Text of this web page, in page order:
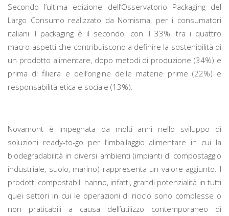
Secondo l’ultima edizione dell’Osservatorio Packaging del
Largo Consumo realizzato da Nomisma, per i consumatori
italiani il packaging è il secondo, con il 33%, tra i quattro
macro-aspetti che contribuiscono a definire la sostenibilità di
un prodotto alimentare, dopo metodi di produzione (34%) e
prima di filiera e dell’origine delle materie prime (22%) e
responsabilità etica e sociale (13%).
Novamont è impegnata da molti anni nello sviluppo di
soluzioni ready-to-go per l’imballaggio alimentare in cui la
biodegradabilità in diversi ambienti (impianti di compostaggio
industriale, suolo, marino) rappresenta un valore aggiunto. I
prodotti compostabili hanno, infatti, grandi potenzialità in tutti
quei settori in cui le operazioni di riciclo sono complesse o
non praticabili a causa dell’utilizzo contemporaneo di